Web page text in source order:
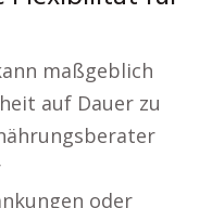
maßgeblich
auf Dauer zu
oder